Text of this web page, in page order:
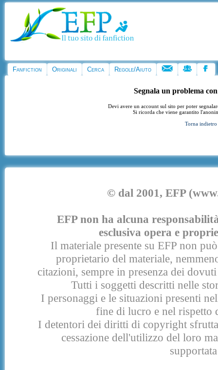
Fanfiction Originali Cerca Regole/Aiuto
Segnala un problema
Devi avere un account sul sito per poter
Si ricorda che viene garantito
Torna indietro
© dal 2001, EFP
EFP non ha alcuna
esclusiva opera e
Il materiale presente su EFP non
proprietario del materiale,
citazioni, sempre in presenza dei
Tutti i soggetti descritti nelle
I personaggi e le situazioni presenti
fine di lucro e nel rispetto
I detentori dei diritti di copyright
cessazione dell'utilizzo del loro